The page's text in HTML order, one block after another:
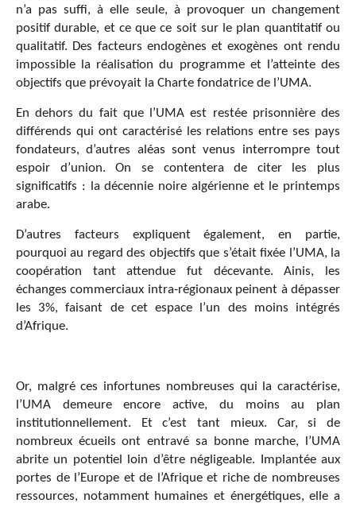
n’a pas suffi, à elle seule, à provoquer un changement
positif durable, et ce que ce soit sur le plan quantitatif ou
qualitatif. Des facteurs endogènes et exogènes ont rendu
impossible la réalisation du programme et l’atteinte des
objectifs que prévoyait la Charte fondatrice de l’UMA.
En dehors du fait que l’UMA est restée prisonnière des
différends qui ont caractérisé les relations entre ses pays
fondateurs, d’autres aléas sont venus interrompre tout
espoir d’union. On se contentera de citer les plus
significatifs : la décennie noire algérienne et le printemps
arabe.
D’autres facteurs expliquent également, en partie,
pourquoi au regard des objectifs que s’était fixée l’UMA, la
coopération tant attendue fut décevante. Ainis, les
échanges commerciaux intra-régionaux peinent à dépasser
les 3%, faisant de cet espace l’un des moins intégrés
d’Afrique.
Or, malgré ces infortunes nombreuses qui la caractérise,
l’UMA demeure encore active, du moins au plan
institutionnellement. Et c’est tant mieux. Car, si de
nombreux écueils ont entravé sa bonne marche, l’UMA
abrite un potentiel loin d’être négligeable. Implantée aux
portes de l’Europe et de l’Afrique et riche de nombreuses
ressources, notamment humaines et énergétiques, elle a